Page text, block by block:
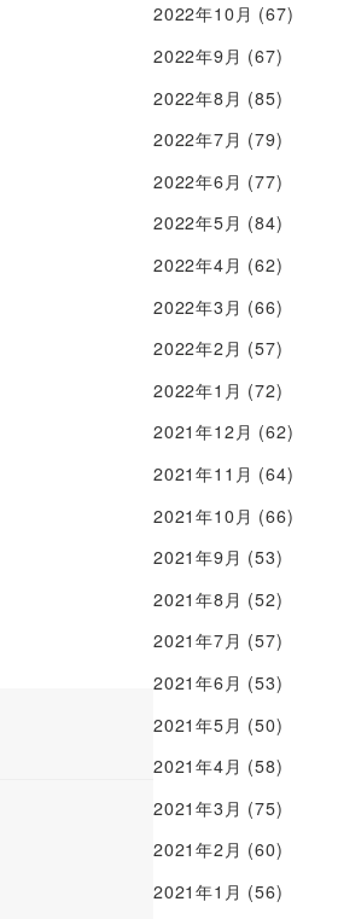
2022年10月 (67)
2022年9月 (67)
2022年8月 (85)
2022年7月 (79)
2022年6月 (77)
2022年5月 (84)
2022年4月 (62)
2022年3月 (66)
2022年2月 (57)
2022年1月 (72)
2021年12月 (62)
2021年11月 (64)
2021年10月 (66)
2021年9月 (53)
2021年8月 (52)
2021年7月 (57)
2021年6月 (53)
2021年5月 (50)
2021年4月 (58)
2021年3月 (75)
2021年2月 (60)
2021年1月 (56)